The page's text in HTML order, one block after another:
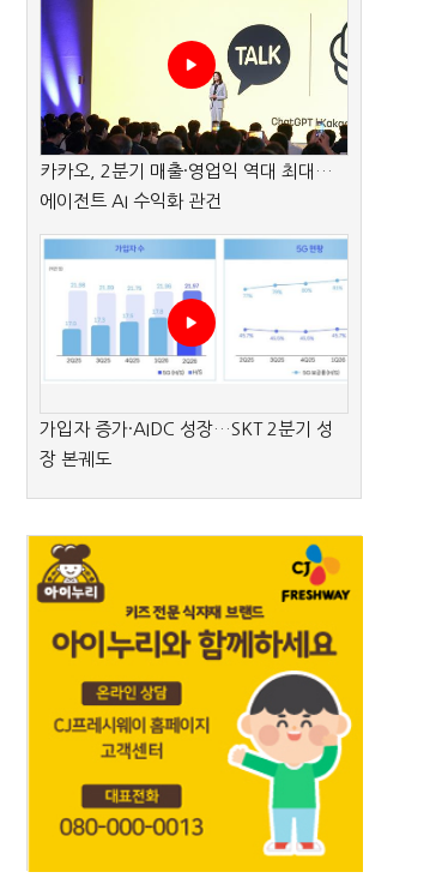
카카오, 2분기 매출·영업익 역대 최대…
에이전트 AI 수익화 관건
가입자 증가·AIDC 성장…SKT 2분기 성
장 본궤도